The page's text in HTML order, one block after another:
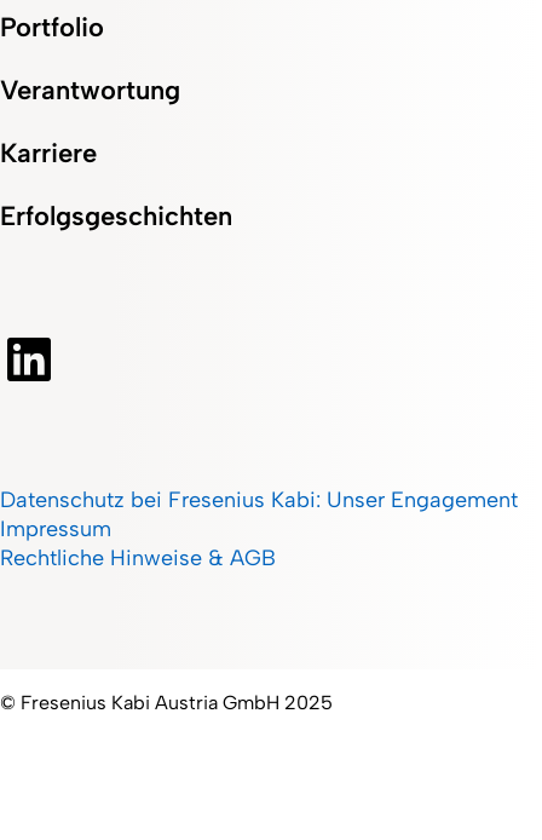
Portfolio
Verantwortung
Karriere
Erfolgsgeschichten
Datenschutz bei Fresenius Kabi: Unser Engagement
Impressum
Rechtliche Hinweise & AGB
© Fresenius Kabi Austria GmbH 2025